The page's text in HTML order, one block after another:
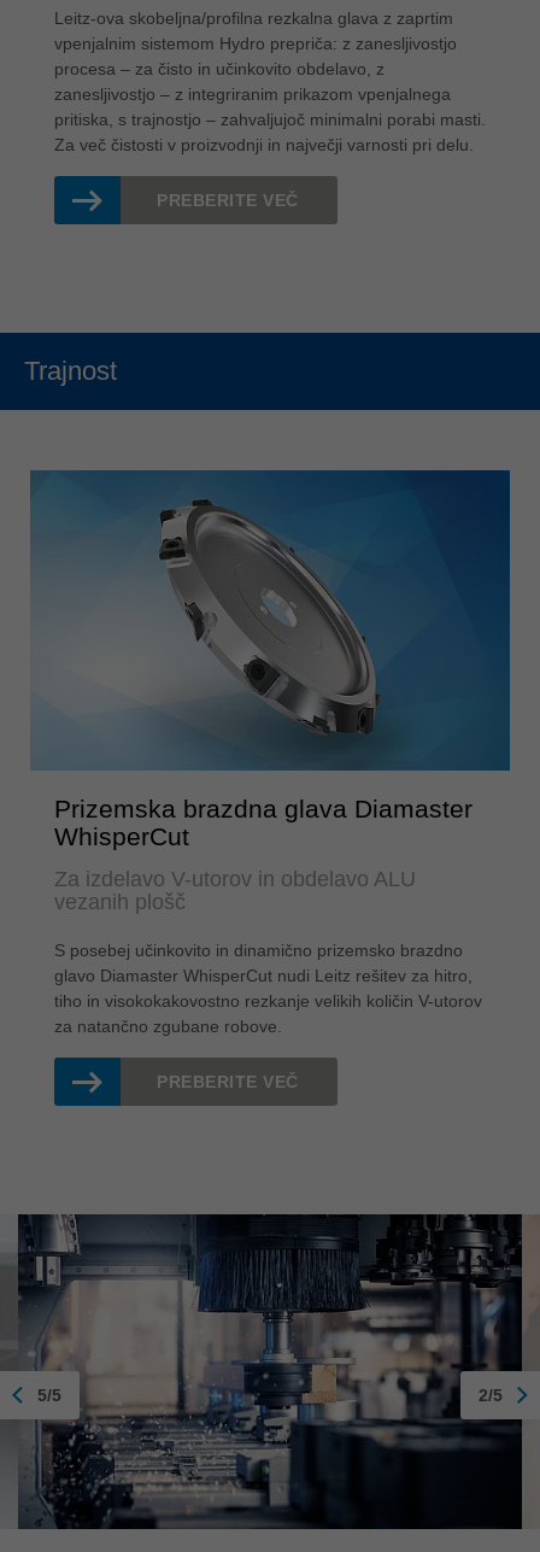
Leitz-ova skobeljna/profilna rezkalna glava z zaprtim
vpenjalnim sistemom Hydro prepriča: z zanesljivostjo
procesa – za čisto in učinkovito obdelavo, z
zanesljivostjo – z integriranim prikazom vpenjalnega
pritiska, s trajnostjo – zahvaljujoč minimalni porabi masti.
Za več čistosti v proizvodnji in največji varnosti pri delu.
PREBERITE VEČ
Trajnost
Prizemska brazdna glava Diamaster
WhisperCut
Za izdelavo V-utorov in obdelavo ALU
vezanih plošč
S posebej učinkovito in dinamično prizemsko brazdno
glavo Diamaster WhisperCut nudi Leitz rešitev za hitro,
tiho in visokokakovostno rezkanje velikih količin V-utorov
za natančno zgubane robove.
PREBERITE VEČ
5/5 2/5